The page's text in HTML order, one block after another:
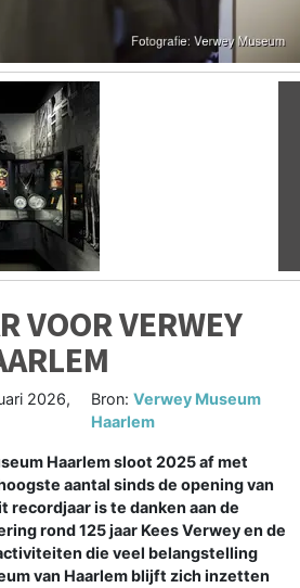
VOOR VERWEY
2026,
Bron:Verwey Museum
Haarlem
Haarlem sloot 2025 af met
aantal sinds de opening van
recordjaar is te danken aan de
rond 125 jaar Kees Verwey en de
die veel belangstelling
van Haarlem blijft zich inzetten